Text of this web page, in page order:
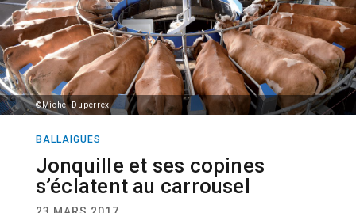
©Michel Duperrex
BALLAIGUES
Jonquille et ses copines
s’éclatent au carrousel